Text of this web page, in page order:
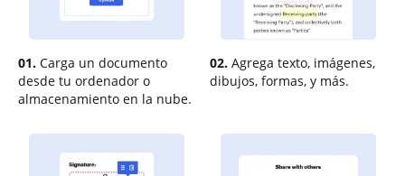
01. Carga un documento
desde tu ordenador o
almacenamiento en la nube.
02. Agrega texto, imágenes,
dibujos, formas, y más.